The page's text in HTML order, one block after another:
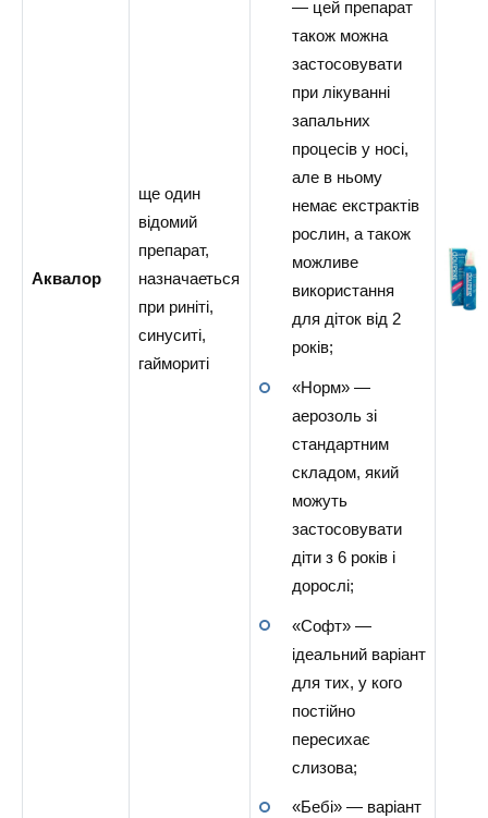
Аквалор
ще один
відомий
препарат,
назначаеться
при риніті,
синуситі,
гаймориті
— цей препарат
також можна
застосовувати
при лікуванні
запальних
процесів у носі,
але в ньому
немає екстрактів
рослин, а також
можливе
використання
для діток від 2
років;
«Норм» —
аерозоль зі
стандартним
складом, який
можуть
застосовувати
діти з 6 років і
дорослі;
«Софт» —
ідеальний варіант
для тих, у кого
постійно
пересихає
слизова;
«Бебі» — варіант